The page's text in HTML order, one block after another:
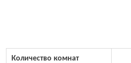
Количество комнат